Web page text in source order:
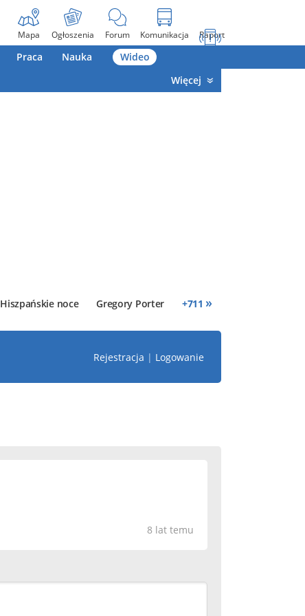
Mapa Ogłoszenia Forum Komunikacja Raport
Praca Nauka
Wideo
Więcej
Hiszpańskie noce Gregory Porter +711 »
Rejestracja | Logowanie
8 lat temu